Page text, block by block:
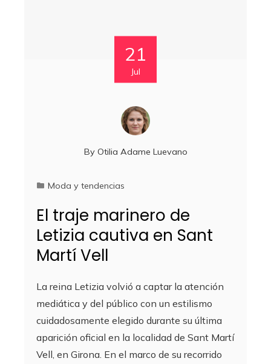
21
Jul
By Otilia Adame Luevano
Moda y tendencias
El traje marinero de
Letizia cautiva en Sant
Martí Vell
La reina Letizia volvió a captar la atención
mediática y del público con un estilismo
cuidadosamente elegido durante su última
aparición oficial en la localidad de Sant Martí
Vell, en Girona. En el marco de su recorrido